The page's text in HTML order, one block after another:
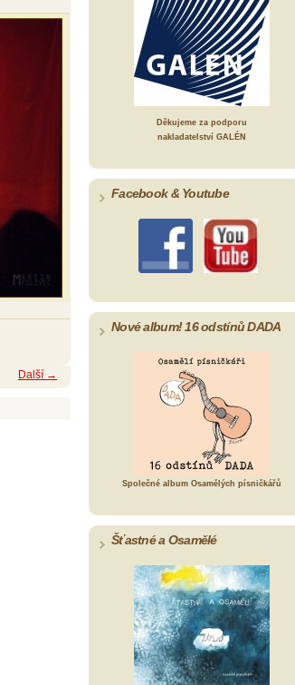
Další →
Děkujeme za podporu
nakladatelství GALÉN
Facebook & Youtube
Nové album! 16 odstínů DADA
Společné album Osamělých písničkářů
Šťastné a Osamělé